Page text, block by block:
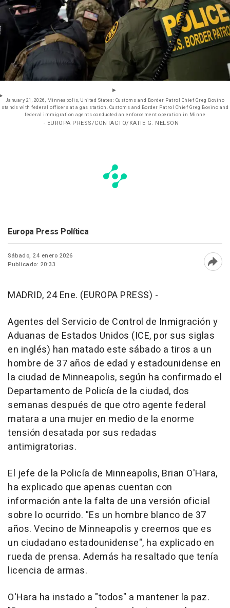
January 21, 2026, Minneapolis, United States: Customs and Border Patrol Chief Greg Bovino
stands with federal officers at a gas station. Customs and Border Patrol Chief Greg Bovino and
federal immigration agents conducted an enforcement operation in Minne
- EUROPA PRESS/CONTACTO/KATIE G. NELSON
Europa Press Política
Sábado, 24 enero 2026
Publicado: 20:33
MADRID, 24 Ene. (EUROPA PRESS) -
Agentes del Servicio de Control de Inmigración y
Aduanas de Estados Unidos (ICE, por sus siglas
en inglés) han matado este sábado a tiros a un
hombre de 37 años de edad y estadounidense en
la ciudad de Minneapolis, según ha confirmado el
Departamento de Policía de la ciudad, dos
semanas después de que otro agente federal
matara a una mujer en medio de la enorme
tensión desatada por sus redadas
antimigratorias.
El jefe de la Policía de Minneapolis, Brian O'Hara,
ha explicado que apenas cuentan con
información ante la falta de una versión oficial
sobre lo ocurrido. "Es un hombre blanco de 37
años. Vecino de Minneapolis y creemos que es
un ciudadano estadounidense", ha explicado en
rueda de prensa. Además ha resaltado que tenía
licencia de armas.
O'Hara ha instado a "todos" a mantener la paz.